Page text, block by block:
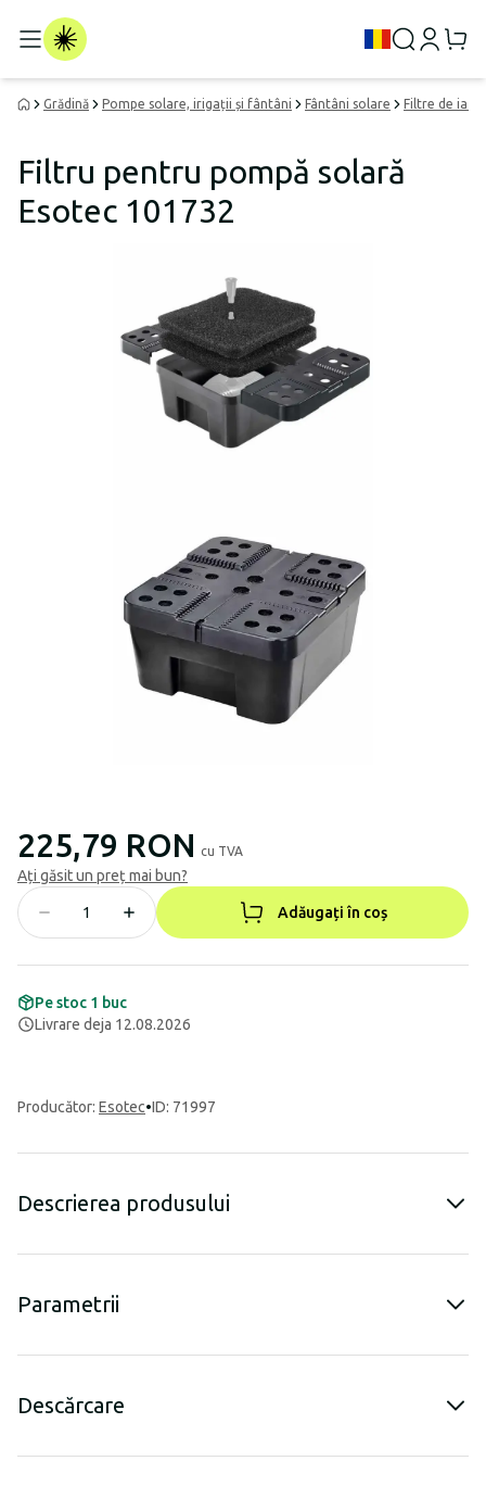
Grădină Pompe solare, irigații și fântâni Fântâni solare Filtre de iaz
Filtru pentru pompă solară
Esotec 101732
225,79 RON cu TVA
Ați găsit un preț mai bun?
Adăugați în coș
Pe stoc 1 buc
Livrare deja 12.08.2026
Producător: Esotec•ID: 71997
Descrierea produsului
Parametrii
Descărcare